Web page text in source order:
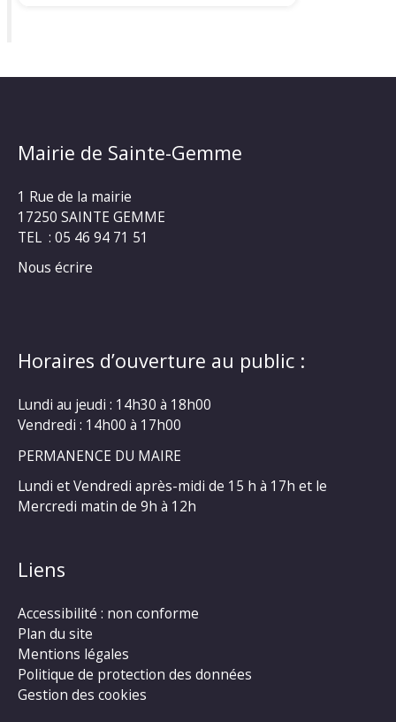
Mairie de Sainte-Gemme
1 Rue de la mairie
17250 SAINTE GEMME
TEL : 05 46 94 71 51
Nous écrire
Horaires d’ouverture au public :
Lundi au jeudi : 14h30 à 18h00
Vendredi : 14h00 à 17h00
PERMANENCE DU MAIRE
Lundi et Vendredi après-midi de 15 h à 17h et le
Mercredi matin de 9h à 12h
Liens
Accessibilité : non conforme
Plan du site
Mentions légales
Politique de protection des données
Gestion des cookies